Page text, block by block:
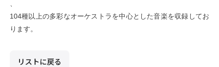
104種以上の多彩なオーケストラを中心とした音楽を収録してお
ります。
リストに戻る